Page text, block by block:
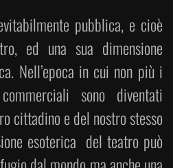
pubblica, e cioè
ed una sua dimensione
Nell’epoca in cui non più i
sono diventati
cittadino e del nostro stesso
esoterica del teatro può